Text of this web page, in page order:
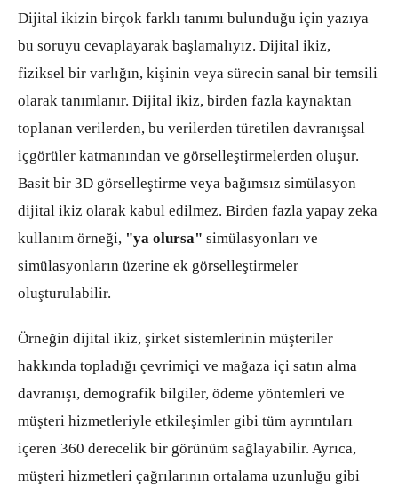
Dijital ikizin birçok farklı tanımı bulunduğu için yazıya
bu soruyu cevaplayarak başlamalıyız. Dijital ikiz,
fiziksel bir varlığın, kişinin veya sürecin sanal bir temsili
olarak tanımlanır. Dijital ikiz, birden fazla kaynaktan
toplanan verilerden, bu verilerden türetilen davranışsal
içgörüler katmanından ve görselleştirmelerden oluşur.
Basit bir 3D görselleştirme veya bağımsız simülasyon
dijital ikiz olarak kabul edilmez. Birden fazla yapay zeka
kullanım örneği, "ya olursa" simülasyonları ve
simülasyonların üzerine ek görselleştirmeler
oluşturulabilir.
Örneğin dijital ikiz, şirket sistemlerinin müşteriler
hakkında topladığı çevrimiçi ve mağaza içi satın alma
davranışı, demografik bilgiler, ödeme yöntemleri ve
müşteri hizmetleriyle etkileşimler gibi tüm ayrıntıları
içeren 360 derecelik bir görünüm sağlayabilir. Ayrıca,
müşteri hizmetleri çağrılarının ortalama uzunluğu gibi